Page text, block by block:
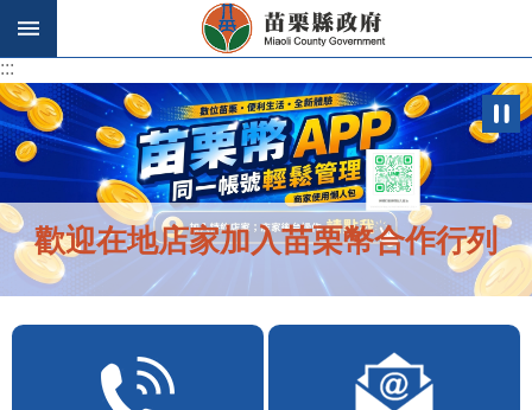
跳到主要內容區塊
:::
:::
歡迎在地店家加入苗栗幣合作行列